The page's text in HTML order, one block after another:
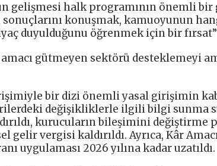
gelişmesi halk programının önemli bir
konuşmak, kamuoyunun
duyulduğunu öğrenmek için bir
gütmeyen sektörü desteklemeyi
bir dizi önemli yasal girişimin
değişikliklerle ilgili bilgi sunma
kurucuların bileşimini değiştirme
gelir vergisi kaldırıldı. Ayrıca, Kâr
uygulaması 2026 yılına kadar uzatıldı.